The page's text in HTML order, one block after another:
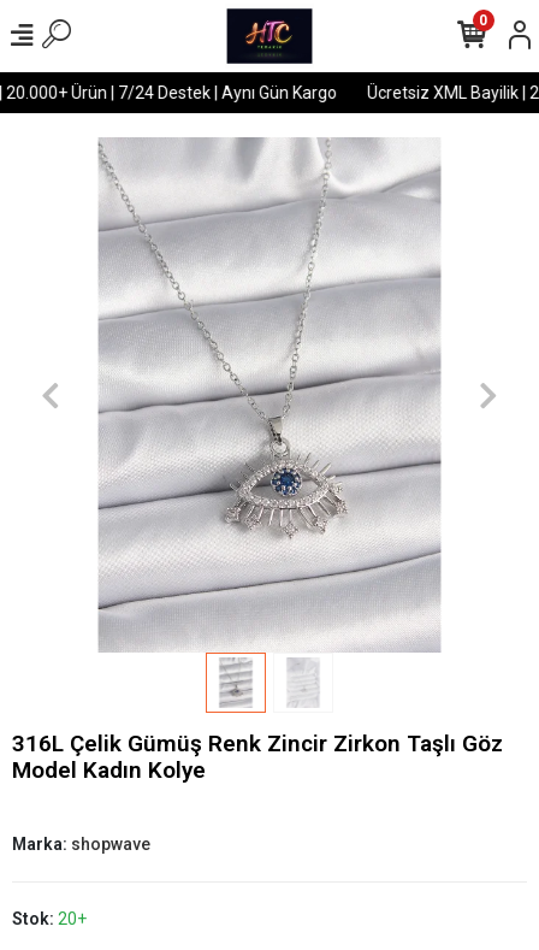
Ürün | 7/24 Destek | Aynı Gün Kargo Ücretsiz XML Bayilik |
0
316L Çelik Gümüş Renk Zincir Zirkon Taşlı Göz
Model Kadın Kolye
Marka: shopwave
Stok: 20+